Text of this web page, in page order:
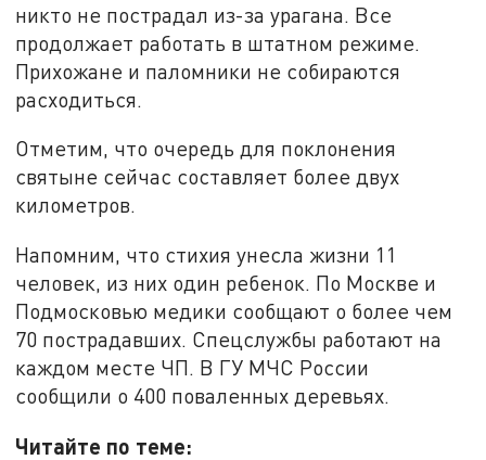
никто не пострадал из-за урагана. Все
продолжает работать в штатном режиме.
Прихожане и паломники не собираются
расходиться.
Отметим, что очередь для поклонения
святыне сейчас составляет более двух
километров.
Напомним, что стихия унесла жизни 11
человек, из них один ребенок. По Москве и
Подмосковью медики сообщают о более чем
70 пострадавших. Спецслужбы работают на
каждом месте ЧП. В ГУ МЧС России
сообщили о 400 поваленных деревьях.
Читайте по теме: